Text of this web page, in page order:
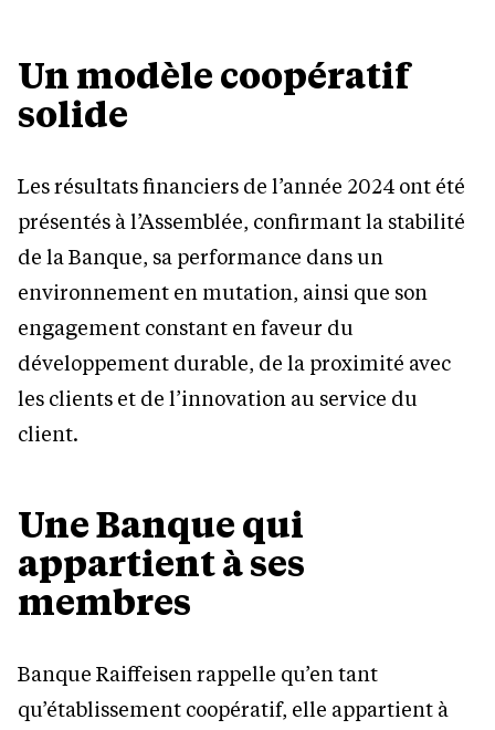
Un modèle coopératif
solide
Les résultats financiers de l’année 2024 ont été
présentés à l’Assemblée, confirmant la stabilité
de la Banque, sa performance dans un
environnement en mutation, ainsi que son
engagement constant en faveur du
développement durable, de la proximité avec
les clients et de l’innovation au service du
client.
Une Banque qui
appartient à ses
membres
Banque Raiffeisen rappelle qu’en tant
qu’établissement coopératif, elle appartient à